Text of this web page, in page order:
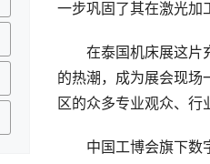
一步巩固了其在激光加
在泰国机床展这片充
的热潮，成为展会现场
区的众多专业观众、行
中国工博会旗下数字